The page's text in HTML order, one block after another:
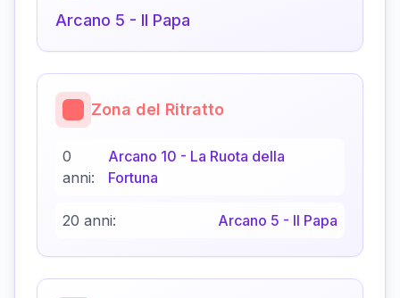
Arcano 5 - Il Papa
Zona del Ritratto
0
anni:
Arcano 10 - La Ruota della
Fortuna
20 anni: Arcano 5 - Il Papa